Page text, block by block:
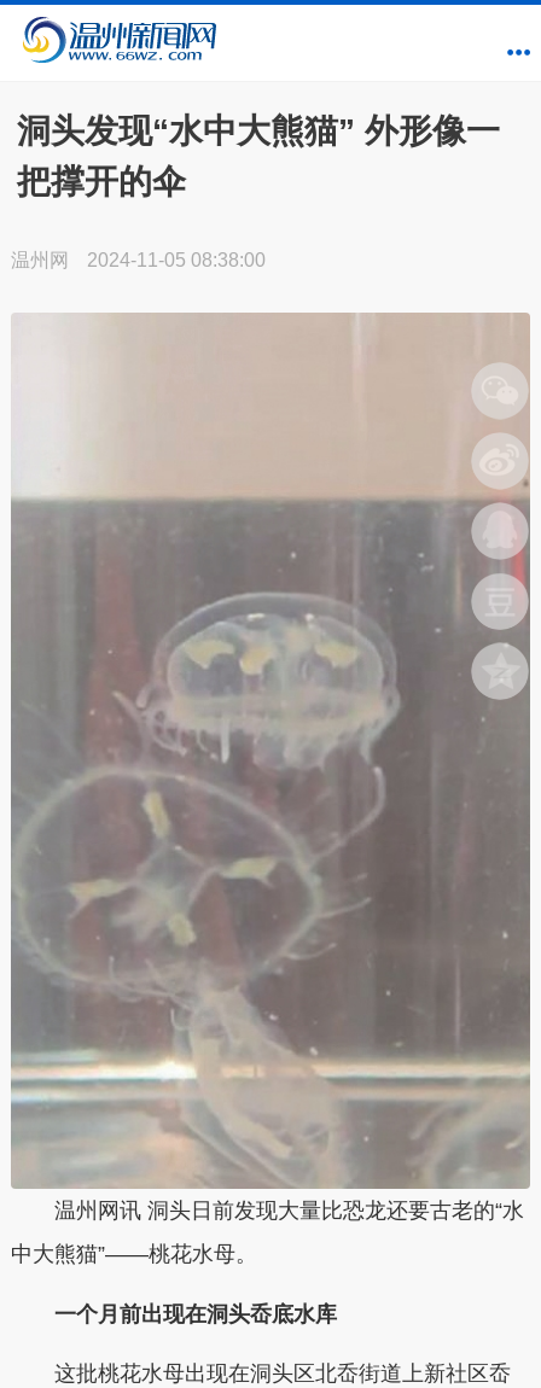
洞头发现“水中大熊猫” 外形像一
把撑开的伞
温州网 2024-11-05 08:38:00
温州网讯 洞头日前发现大量比恐龙还要古老的“水
中大熊猫”——桃花水母。
一个月前出现在洞头岙底水库
这批桃花水母出现在洞头区北岙街道上新社区岙